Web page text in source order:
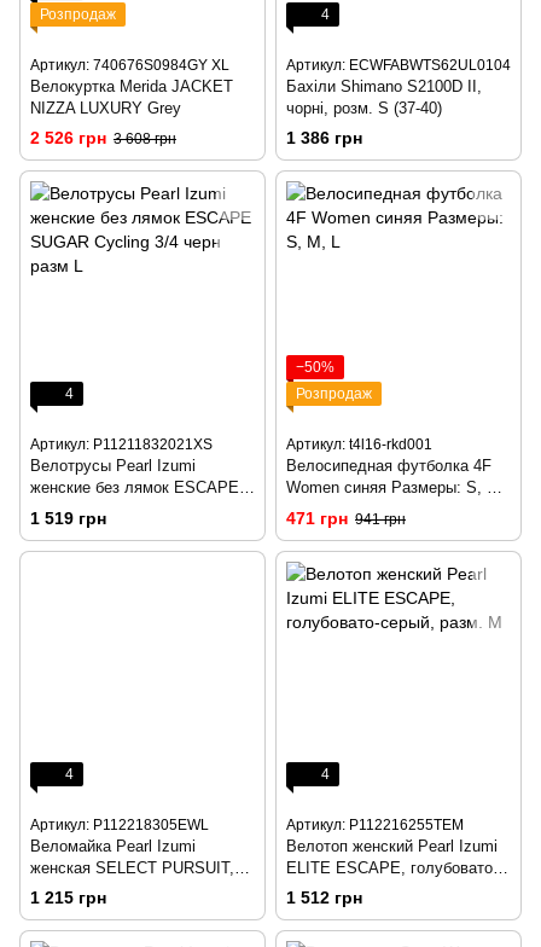
Розпродаж
Артикул: 740676S0984GY XL
Велокуртка Merida JACKET
NIZZA LUXURY Grey
2 526 грн 3 608 грн
4
Артикул: ECWFABWTS62UL0104
Бахіли Shimano S2100D ІІ,
чорні, розм. S (37-40)
1 386 грн
4
Артикул: P11211832021XS
Велотрусы Pearl Izumi
женские без лямок ESCAPE
SUGAR Cycling 3/4 черн разм
1 519 грн
−50%
Розпродаж
Артикул: t4l16-rkd001
Велосипедная футболка 4F
Women синяя Размеры: S, М,
L
471 грн 941 грн
4
Артикул: P112218305EWL
Веломайка Pearl Izumi
женская SELECT PURSUIT,
розовая, разм. L
1 215 грн
4
Артикул: P112216255TEM
Велотоп женский Pearl Izumi
ELITE ESCAPE, голубовато-
серый, разм. M
1 512 грн